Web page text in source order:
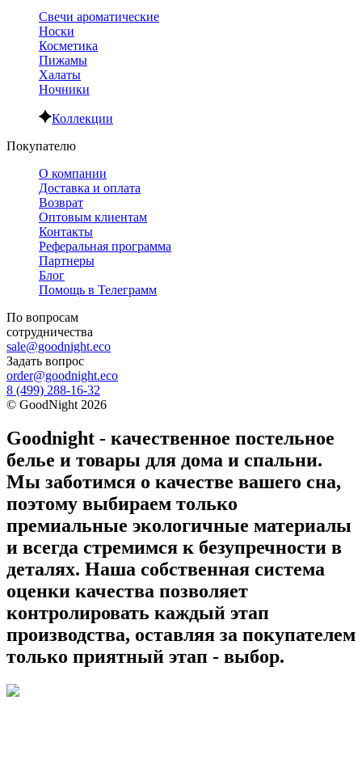
Свечи ароматические
Носки
Косметика
Пижамы
Халаты
Ночники
Коллекции
Покупателю
О компании
Доставка и оплата
Возврат
Оптовым клиентам
Контакты
Реферальная программа
Партнеры
Блог
Помощь в Телеграмм
По вопросам
сотрудничества
sale@goodnight.eco
Задать вопрос
order@goodnight.eco
8 (499) 288-16-32
© GoodNight 2026
Goodnight - качественное постельное
белье и товары для дома и спальни.
Мы заботимся о качестве вашего сна,
поэтому выбираем только
премиальные экологичные материалы
и всегда стремимся к безупречности в
деталях. Наша собственная система
оценки качества позволяет
контролировать каждый этап
производства, оставляя за покупателем
только приятный этап - выбор.